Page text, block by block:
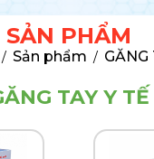
SẢN PHẨM
/ Sản phẩm / GĂNG
TAY Y TẾ